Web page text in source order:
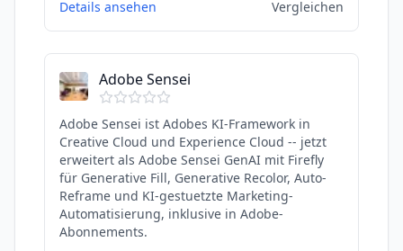
Details ansehen Vergleichen
Adobe Sensei
Adobe Sensei ist Adobes KI-Framework in
Creative Cloud und Experience Cloud -- jetzt
erweitert als Adobe Sensei GenAI mit Firefly
für Generative Fill, Generative Recolor, Auto-
Reframe und KI-gestuetzte Marketing-
Automatisierung, inklusive in Adobe-
Abonnements.